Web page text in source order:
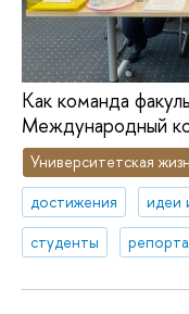
Как команда
Международный
Университетская
достижения
идеи
студенты